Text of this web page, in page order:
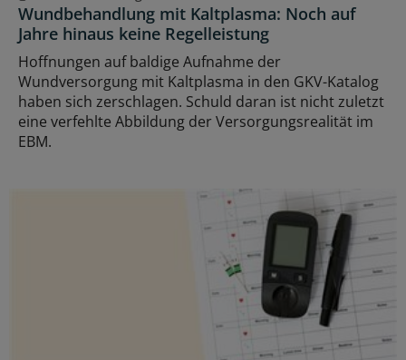
Wundbehandlung mit Kaltplasma: Noch auf
Jahre hinaus keine Regelleistung
Hoffnungen auf baldige Aufnahme der
Wundversorgung mit Kaltplasma in den GKV-Katalog
haben sich zerschlagen. Schuld daran ist nicht zuletzt
eine verfehlte Abbildung der Versorgungsrealität im
EBM.